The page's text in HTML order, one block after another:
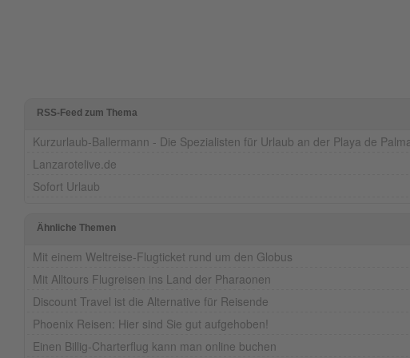
RSS-Feed zum Thema
Kurzurlaub-Ballermann - Die Spezialisten für Urlaub an der Playa de
Lanzarotelive.de
Sofort Urlaub
Ähnliche Themen
Mit einem Weltreise-Flugticket rund um den Globus
Mit Alltours Flugreisen ins Land der Pharaonen
Discount Travel ist die Alternative für Reisende
Phoenix Reisen: Hier sind Sie gut aufgehoben!
Einen Billig-Charterflug kann man online buchen